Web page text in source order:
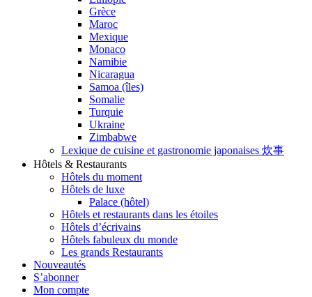
Grèce
Maroc
Mexique
Monaco
Namibie
Nicaragua
Samoa (îles)
Somalie
Turquie
Ukraine
Zimbabwe
Lexique de cuisine et gastronomie japonaises 炊事
Hôtels & Restaurants
Hôtels du moment
Hôtels de luxe
Palace (hôtel)
Hôtels et restaurants dans les étoiles
Hôtels d’écrivains
Hôtels fabuleux du monde
Les grands Restaurants
Nouveautés
S’abonner
Mon compte